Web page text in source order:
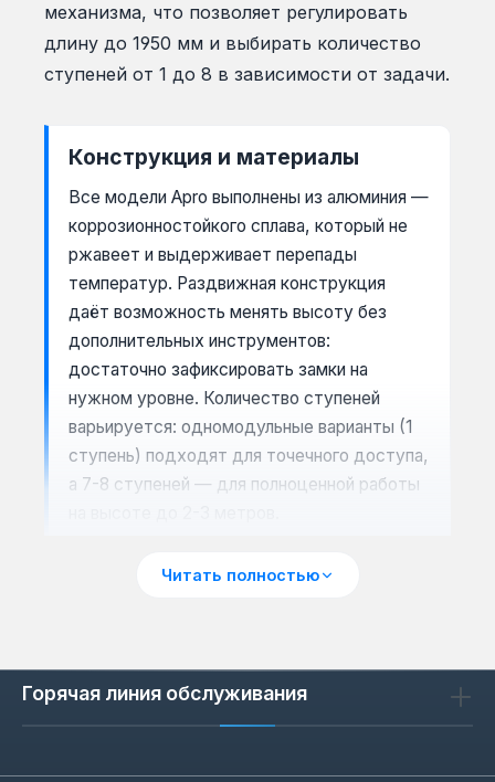
механизма, что позволяет регулировать
длину до 1950 мм и выбирать количество
ступеней от 1 до 8 в зависимости от задачи.
Конструкция и материалы
Все модели Apro выполнены из алюминия —
коррозионностойкого сплава, который не
ржавеет и выдерживает перепады
температур. Раздвижная конструкция
даёт возможность менять высоту без
дополнительных инструментов:
достаточно зафиксировать замки на
нужном уровне. Количество ступеней
варьируется: одномодульные варианты (1
ступень) подходят для точечного доступа,
а 7-8 ступеней — для полноценной работы
уходе за деревьями и складских работах.
Читать полностью
Горячая линия обслуживания